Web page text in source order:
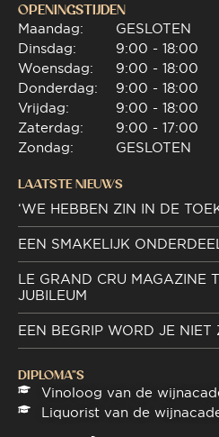
OPENINGSTIJDEN
Maandag:
Dinsdag:
Woensdag:
Donderdag:
Vrijdag:
Zaterdag:
Zondag:
GESLOTEN
9:00 - 18:00
9:00 - 18:00
9:00 - 18:00
9:00 - 18:00
9:00 - 17:00
GESLOTEN
LAATSTE NIEUWS
‘WE HEBBEN ZIN IN DE
EEN SMAKELIJK
LE GRAND CRU MAGAZINE
JUBILEUM
EEN BEGRIP WORD JE NIET
DIPLOMA"S
Vinoloog van de
Liquorist van de